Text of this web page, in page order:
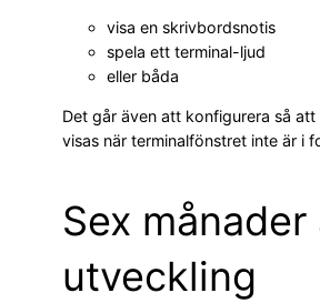
visa en skrivbordsnotis
spela ett terminal-ljud
eller båda
Det går även att konfigurera så att
visas när terminalfönstret inte är i
Sex månader
utveckling